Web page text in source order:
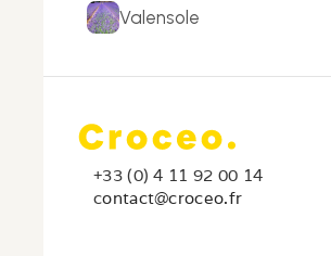
Valensole
+33 (0) 4 11 92 00 14
contact@croceo.fr